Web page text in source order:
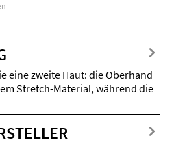
eine zweite Haut: die Oberhand
Stretch-Material, während die